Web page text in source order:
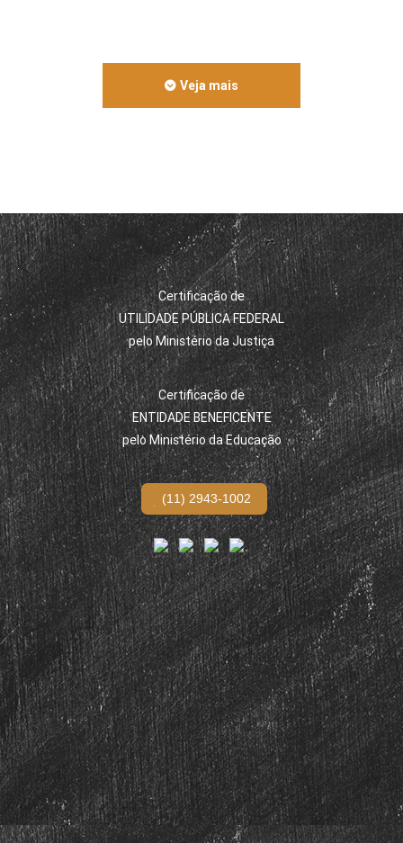
Veja mais
Certificação de
UTILIDADE PÚBLICA FEDERAL
pelo Ministério da Justiça
Certificação de
ENTIDADE BENEFICENTE
pelo Ministério da Educação
(11) 2943-1002